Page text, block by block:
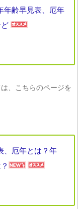
年齢早見表、厄年
、こちらのページを
、厄年とは？年